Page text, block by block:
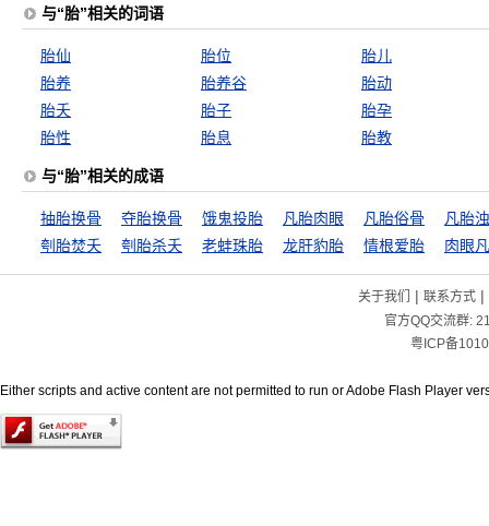
与“胎”相关的词语
胎仙 胎位
胎儿
胎养
胎养谷
胎动
胎夭
胎子
胎孕
胎性
胎息 胎教
与“胎”相关的成语
抽胎换骨 夺胎换骨 饿鬼投胎 凡胎肉眼 凡胎俗骨
凡胎
刳胎焚夭
刳胎杀夭 老蚌珠胎 龙肝豹胎 情根爱胎 肉眼
关于我们 | 联系方式|
官方QQ交流群:
粤ICP备
Either scripts and active content are not permitted to run or Adobe Flash Player